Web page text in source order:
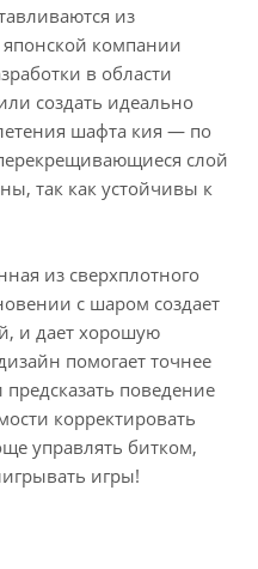
из
японской компании
в области
создать идеально
шафта кия — по
слой
так как устойчивы к
из сверхплотного
с шаром создает
и дает хорошую
помогает точнее
поведение
корректировать
управлять битком,
игры!